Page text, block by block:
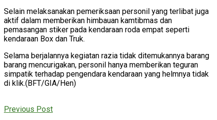
Selain melaksanakan pemeriksaan personil yang terlibat juga
aktif dalam memberikan himbauan kamtibmas dan
pemasangan stiker pada kendaraan roda empat seperti
kendaraan Box dan Truk.
Selama berjalannya kegiatan razia tidak ditemukannya barang
barang mencurigakan, personil hanya memberikan teguran
simpatik terhadap pengendara kendaraan yang helmnya tidak
di klik.(BFT/GIA/Hen)
Previous Post